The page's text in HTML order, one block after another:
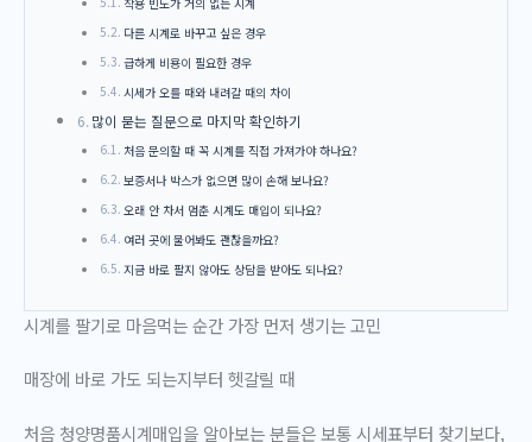
다른 시계로 바꾸고 싶은 경우
급하게 비용이 필요한 경우
시세가 오를 때와 내려갈 때의 차이
많이 묻는 질문으로 마지막 확인하기
처음 문의할 때 꼭 시계를 직접 가져가야 하나요?
보증서나 박스가 없으면 많이 손해 보나요?
오래 안 차서 멈춘 시계도 매입이 되나요?
여러 곳에 물어봐도 괜찮을까요?
지금 바로 팔지 않아도 상담을 받아도 되나요?
시계를 팔기로 마음먹는 순간 가장 먼저 생기는 고민
매장에 바로 가도 되는지부터 헷갈릴 때
처음 청양명품시계매입을 알아보는 분들은 보통 시세표부터 찾기보다,